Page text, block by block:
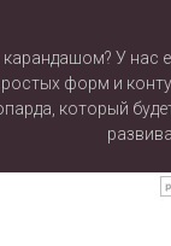
У
форм и
который